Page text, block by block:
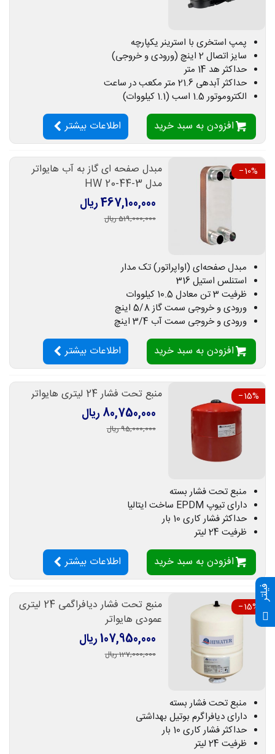
پمپ استخری با استرینر یکپارچه
سایز اتصال 2 اینچ (ورودی و خروجی)
حداکثر هد 14 متر
حداکثر آبدهی 21.6 متر مکعب در ساعت
الکتروموتور 1.5 اسب (1.1 کیلووات)
افزودن به سبد خرید اطلاعات بیشتر
‎−10%
مبدل صفحه ای گاز به آب هایواتر
مدل HW 20-44-3
467,100,000 ریال
519,000,000 ریال
مبدل صفحه‌ای (اواپراتور) تک مدار
استنلس استیل 316
ظرفیت 3 تن معادل 10.5 کیلووات
ورودی و خروجی سمت گاز 5/8 اینچ
ورودی و خروجی سمت آب 3/4 اینچ
افزودن به سبد خرید اطلاعات بیشتر
‎−15% منبع تحت فشار 24 لیتری هایواتر
80,750,000 ریال
95,000,000 ریال
منبع تحت فشار بسته
دارای تیوپ EPDM ساخت ایتالیا
حداکثر فشار کاری 10 بار
ظرفیت 24 لیتر
افزودن به سبد خرید اطلاعات بیشتر
‎−15%
منبع تحت فشار دیافراگمی 24 لیتری
عمودی هایواتر
107,950,000 ریال
127,000,000 ریال
منبع تحت فشار بسته
دارای دیافراگرم بوتیل بهداشتی
حداکثر فشار کاری 10 بار
ظرفیت 24 لیتر
فیلتر